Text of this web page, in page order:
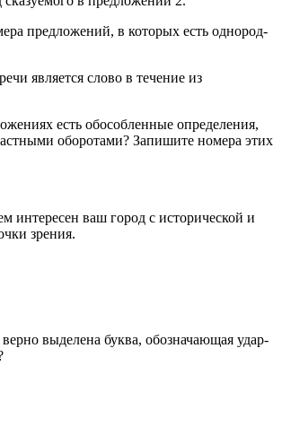
предложений, в которых есть однород­
является слово в течение из
есть обособленные определения,
оборотами? Запишите номера этих
интересен ваш город с исторической и
зрения.
выделена буква, обозначающая удар­